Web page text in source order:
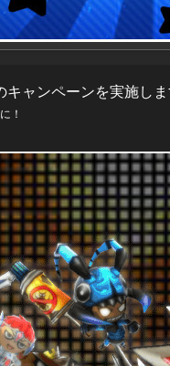
キャンペーンを実施し
！